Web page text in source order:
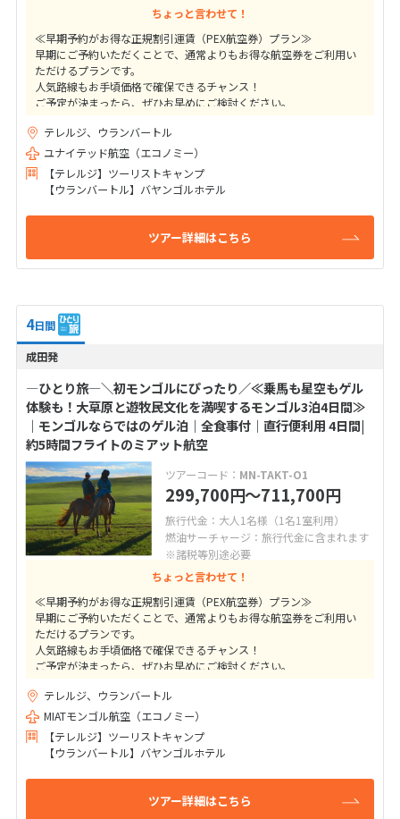
ちょっと言わせて！
≪早期予約がお得な正規割引運賃（PEX航空券）プラン≫
早期にご予約いただくことで、通常よりもお得な航空券をご利用い
ただけるプランです。
人気路線もお手頃価格で確保できるチャンス！
ご予定が決まったら、ぜひお早めにご検討ください。
★ご出発41日前までの変更取消料は10,000円（目安額）！
高額なキャンセル料はかかりませんのでご安心下さい
テレルジ、ウランバートル
ユナイテッド航空（エコノミー）
【テレルジ】ツーリストキャンプ
【ウランバートル】バヤンゴルホテル
ツアー詳細はこちら
4日間
成田発
―ひとり旅―＼初モンゴルにぴったり／≪乗馬も星空もゲル
体験も！大草原と遊牧民文化を満喫するモンゴル3泊4日間≫
｜モンゴルならではのゲル泊｜全食事付｜直行便利用 4日間|
約5時間フライトのミアット航空
ツアーコード： MN-TAKT-O1
299,700円〜711,700円
旅行代金：大人1名様（1名1室利用）
燃油サーチャージ：旅行代金に含まれます
※諸税等別途必要
ちょっと言わせて！
≪早期予約がお得な正規割引運賃（PEX航空券）プラン≫
早期にご予約いただくことで、通常よりもお得な航空券をご利用い
ただけるプランです。
人気路線もお手頃価格で確保できるチャンス！
ご予定が決まったら、ぜひお早めにご検討ください。
★ご出発41日前までの変更取消料は10,000円（目安額）！
高額なキャンセル料はかかりませんのでご安心下さい
テレルジ、ウランバートル
MIATモンゴル航空（エコノミー）
【テレルジ】ツーリストキャンプ
【ウランバートル】バヤンゴルホテル
ツアー詳細はこちら